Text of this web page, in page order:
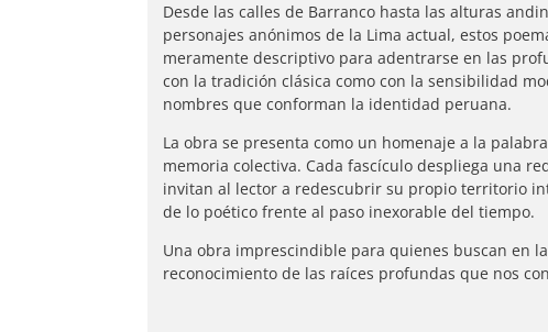
Desde las calles de Barranco hasta las alturas
personajes anónimos de la Lima actual, estos
meramente descriptivo para adentrarse en las
con la tradición clásica como con la sensibilidad
nombres que conforman la identidad peruana.
La obra se presenta como un homenaje a la
memoria colectiva. Cada fascículo despliega una
invitan al lector a redescubrir su propio territorio
de lo poético frente al paso inexorable del tiempo.
Una obra imprescindible para quienes buscan en
reconocimiento de las raíces profundas que nos